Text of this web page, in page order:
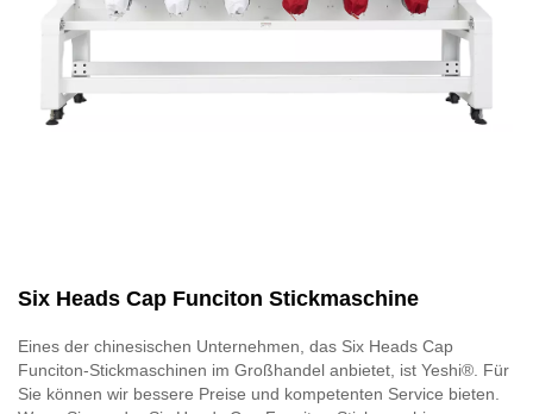
Six Heads Cap Funciton Stickmaschine
Eines der chinesischen Unternehmen, das Six Heads Cap
Funciton-Stickmaschinen im Großhandel anbietet, ist Yeshi®. Für
Sie können wir bessere Preise und kompetenten Service bieten.